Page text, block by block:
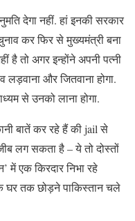
देगा नहीं. हां इनकी सरकार
कर फिर से मुख्यमंत्री बना
है तो अगर इन्होंने अपनी पत्नी
और जितवाना होगा.
से उनको लाना होगा.
बातें कर रहे हैं की jail से
लग सकता है – ये तो दोस्तों
में एक किरदार निभा रहे
घर तक छोड़ने पाकिस्तान चले